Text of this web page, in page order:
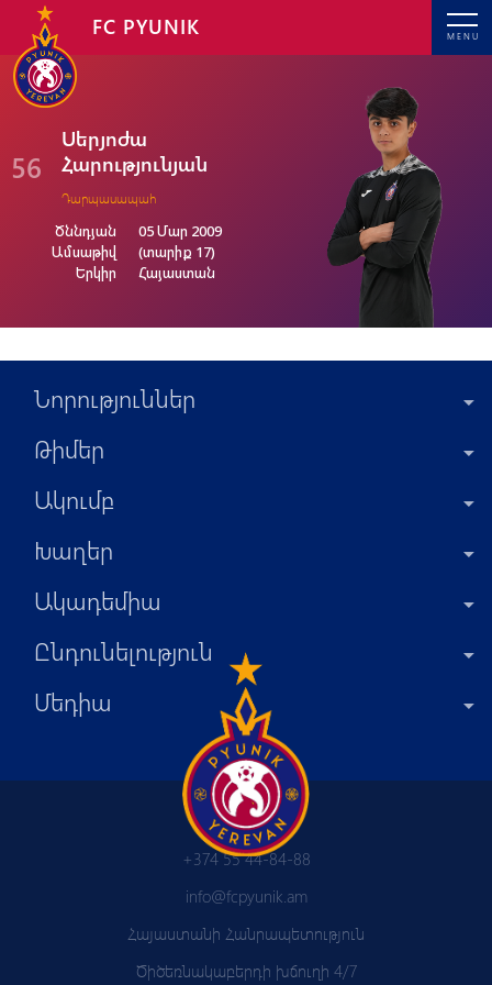
MENU
FC PYUNIK
56
Սերյոժա
Հարությունյան
Դարպասապահ
Ծննդյան
Ամսաթիվ
Երկիր
05 Մար 2009
(տարիք 17)
Հայաստան
Նորություններ
Թիմեր
Ակումբ
Խաղեր
Ակադեմիա
Ընդունելություն
Մեդիա
+374 55 44-84-88
info@fcpyunik.am
Հայաստանի Հանրապետություն
Ծիծեռնակաբերդի խճուղի 4/7